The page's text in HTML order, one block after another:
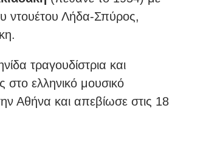
ντουέτου Λήδα-Σπύρος,
τραγουδίστρια και
ελληνικό μουσικό
Αθήνα και απεβίωσε στις 18